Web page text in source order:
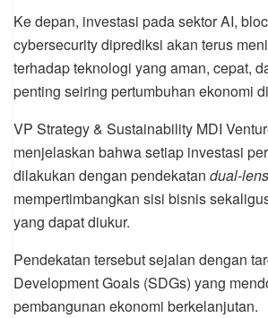
Ke depan, investasi pada sektor AI,
cybersecurity diprediksi akan terus
terhadap teknologi yang aman, cepat,
penting seiring pertumbuhan ekonomi
VP Strategy & Sustainability MDI
menjelaskan bahwa setiap investasi
dilakukan dengan pendekatan dual-lens
mempertimbangkan sisi bisnis
yang dapat diukur.
Pendekatan tersebut sejalan dengan
Development Goals (SDGs) yang
pembangunan ekonomi berkelanjutan.